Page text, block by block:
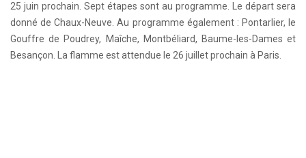
25 juin prochain. Sept étapes sont au programme. Le départ sera
donné de Chaux-Neuve. Au programme également : Pontarlier, le
Gouffre de Poudrey, Maîche, Montbéliard, Baume-les-Dames et
Besançon. La flamme est attendue le 26 juillet prochain à Paris.